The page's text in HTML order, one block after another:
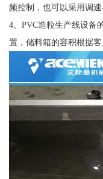
频控制，也可以采用调
4、PVC造粒生产线设备
置，储料箱的容积根据客